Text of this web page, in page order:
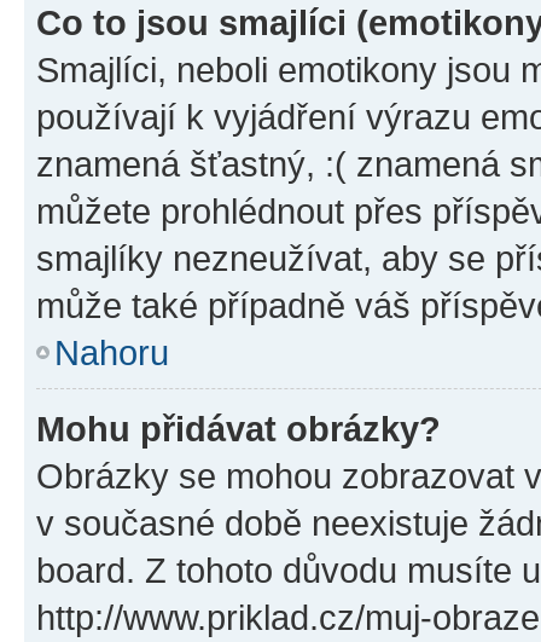
Co to jsou smajlíci
Smajlíci, neboli emotikony jsou
používají k vyjádření výrazu
znamená šťastný, :( znamená
můžete prohlédnout přes
smajlíky nezneužívat, aby se
může také případně váš
Nahoru
Mohu přidávat obrázky?
Obrázky se mohou zobrazovat
v současné době neexistuje
board. Z tohoto důvodu musíte
http://www.priklad.cz/muj-